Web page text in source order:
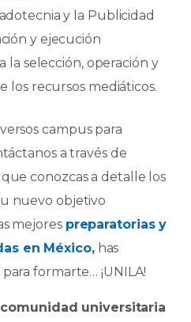
y la Publicidad
y ejecución
la selección, operación y
los recursos mediáticos.
campus para
a través de
conozcas a detalle los
nuevo objetivo
mejores preparatorias y
en México,has
formarte… ¡UNILA!
universitaria